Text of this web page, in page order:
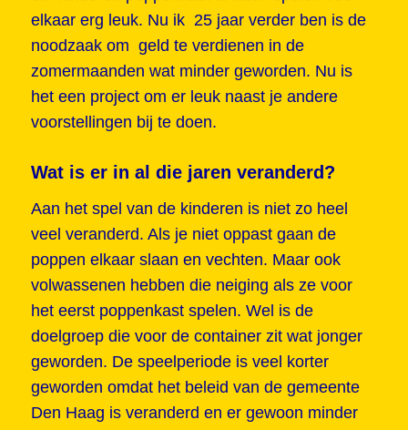
elkaar erg leuk. Nu ik 25 jaar verder ben is de
noodzaak om geld te verdienen in de
zomermaanden wat minder geworden. Nu is
het een project om er leuk naast je andere
voorstellingen bij te doen.
Wat is er in al die jaren veranderd?
Aan het spel van de kinderen is niet zo heel
veel veranderd. Als je niet oppast gaan de
poppen elkaar slaan en vechten. Maar ook
volwassenen hebben die neiging als ze voor
het eerst poppenkast spelen. Wel is de
doelgroep die voor de container zit wat jonger
geworden. De speelperiode is veel korter
geworden omdat het beleid van de gemeente
Den Haag is veranderd en er gewoon minder